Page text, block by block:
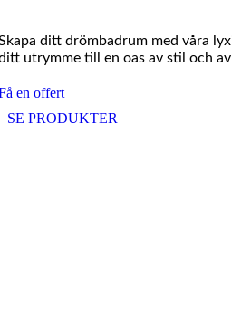
ditt drömbadrum med våra
utrymme till en oas av stil och
en offert
SE PRODUKTER